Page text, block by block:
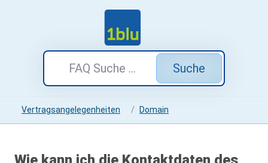
Suche
Vertragsangelegenheiten Domain